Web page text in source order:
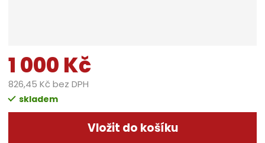
1 000 Kč
826,45 Kč bez DPH
skladem
Vložit do košíku